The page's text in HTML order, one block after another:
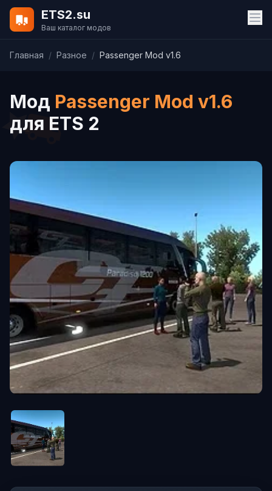
ETS2.su
Ваш каталог модов
Главная / Разное / Passenger Mod v1.6
Мод Passenger Mod v1.6
для ETS 2